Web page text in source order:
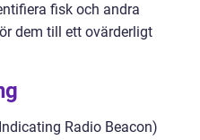
fisk och andra
dem till ett ovärderligt
Radio Beacon)